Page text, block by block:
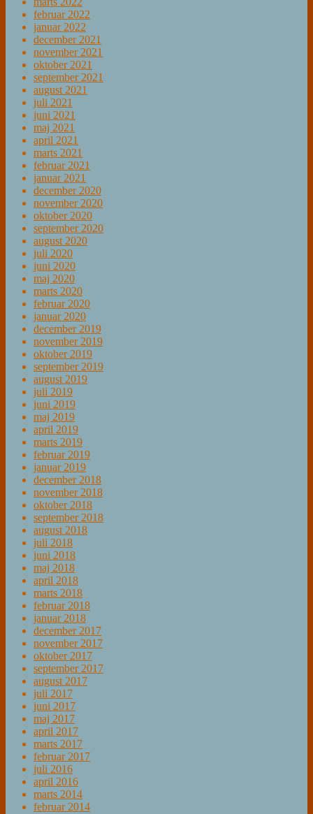
februar 2022
januar 2022
december 2021
november 2021
oktober 2021
september 2021
august 2021
juli 2021
juni 2021
maj 2021
april 2021
marts 2021
februar 2021
januar 2021
december 2020
november 2020
oktober 2020
september 2020
august 2020
juli 2020
juni 2020
maj 2020
marts 2020
februar 2020
januar 2020
december 2019
november 2019
oktober 2019
september 2019
august 2019
juli 2019
juni 2019
maj 2019
april 2019
marts 2019
februar 2019
januar 2019
december 2018
november 2018
oktober 2018
september 2018
august 2018
juli 2018
juni 2018
maj 2018
april 2018
marts 2018
februar 2018
januar 2018
december 2017
november 2017
oktober 2017
september 2017
august 2017
juli 2017
juni 2017
maj 2017
april 2017
marts 2017
februar 2017
juli 2016
april 2016
marts 2014
februar 2014